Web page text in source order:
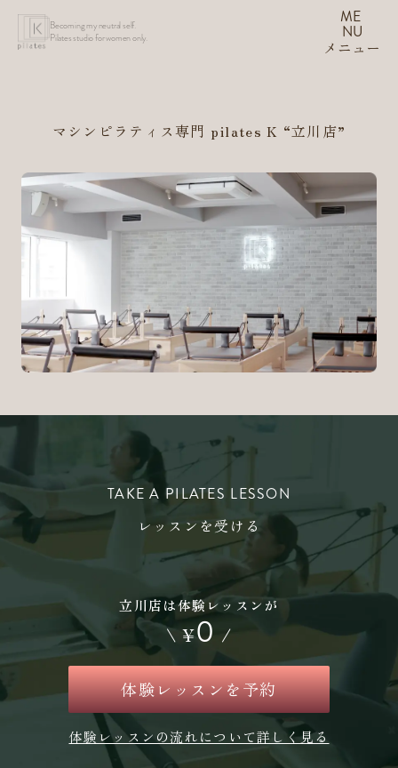
Becoming my neutral self.
Pilates studio for women only.
ME
NU
メニュー
マシンピラティス専門 pilates K “立川店”
TAKE A PILATES LESSON
レッスンを受ける
立川店は体験レッスンが
\¥0 /
体験レッスンを予約
体験レッスンの流れについて詳しく見る